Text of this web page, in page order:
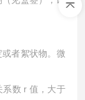
者絮状物。微
系数 r 值，大于